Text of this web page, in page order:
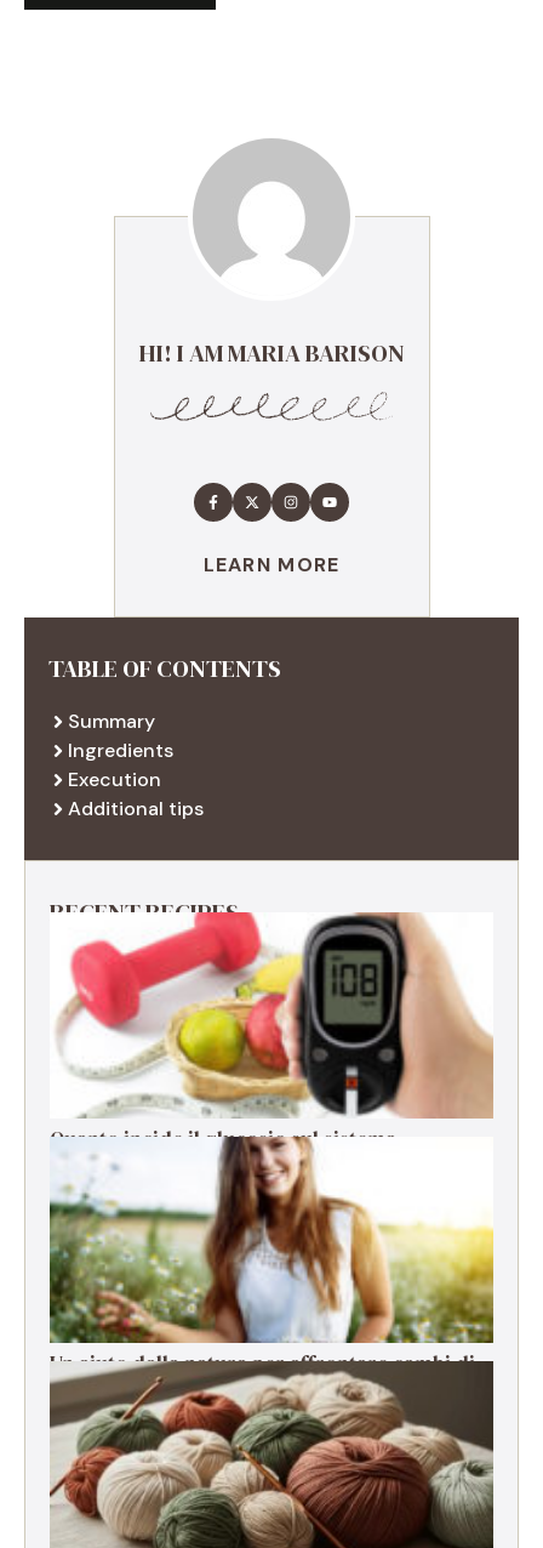
HI! I AM MARIA BARISON
LEARN MORE
TABLE OF CONTENTS
Summary
Ingredients
Execution
Additional tips
RECENT RECIPES
Quanto incide il glucosio sul sistema
immunitario?
Un aiuto dalla natura per affrontare cambi di
stagione, stress e cali di energia